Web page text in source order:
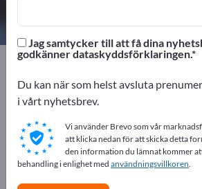
Exportpages Kemi & läkemedel
Plast
Tillsatsmedel för plast
Mjukgörare
Annonsera gratis på
Behov – Erbjudanden – Begagnade
Affärskontakter >> börja här
Jag samtycker till att få dina
godkänner dataskyddsförklaringen.
Du kan när som helst avsluta
i vårt nyhetsbrev.
Vi använder Brevo som vår
att klicka nedan för att skicka detta
den information du lämnat kommer
behandling i enlighet med användningsvillkoren.